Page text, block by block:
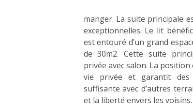
manger. La suite principale
exceptionnelles. Le lit
est entouré d’un grand
de 30m2. Cette suite
privée avec salon. La
vie privée et garantit des
suffisante avec d’autres
et la liberté envers les voisins.